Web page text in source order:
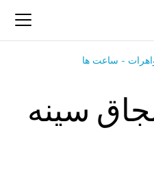
- ساعت ‌ها
سینه